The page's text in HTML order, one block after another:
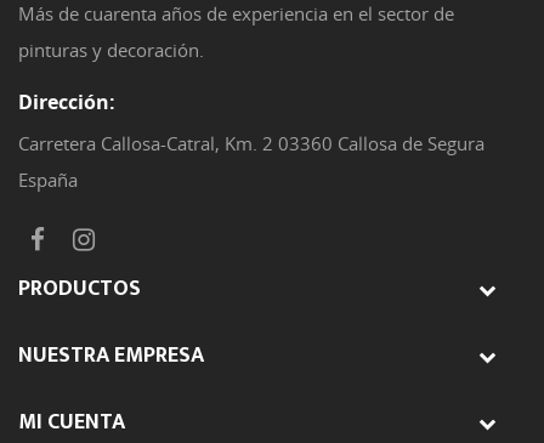
Más de cuarenta años de experiencia en el sector de
pinturas y decoración.
Dirección:
Carretera Callosa-Catral, Km. 2 03360 Callosa de Segura
España
PRODUCTOS
NUESTRA EMPRESA
MI CUENTA